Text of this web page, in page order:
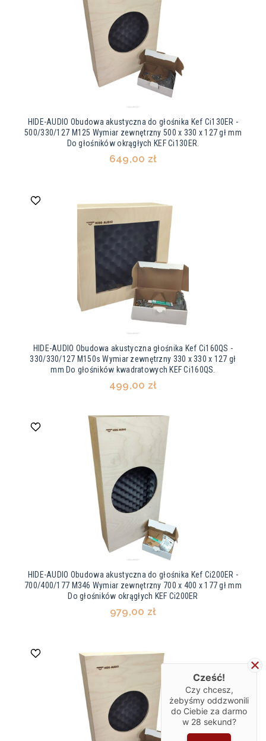
HIDE-AUDIO Obudowa akustyczna do głośnika Kef Ci130ER -
500/330/127 M125 Wymiar zewnętrzny 500 x 330 x 127 gł mm
Do głośników okrągłych KEF Ci130ER.
649,00 zł
HIDE-AUDIO Obudowa akustyczna głośnika Kef Ci160QS -
330/330/127 M150s Wymiar zewnętrzny 330 x 330 x 127 gł
mm Do głośników kwadratowych KEF Ci160QS.
499,00 zł
HIDE-AUDIO Obudowa akustyczna do głośnika Kef Ci200ER -
700/400/177 M346 Wymiar zewnętrzny 700 x 400 x 177 gł mm
Do głośników okrągłych KEF Ci200ER
979,00 zł
Cześć!
Czy chcesz,
żebyśmy oddzwonili
do Ciebie za darmo
w 28 sekund?